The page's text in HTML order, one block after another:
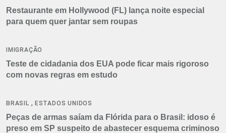
Restaurante em Hollywood (FL) lança noite especial
para quem quer jantar sem roupas
IMIGRAÇÃO
Teste de cidadania dos EUA pode ficar mais rigoroso
com novas regras em estudo
BRASIL , ESTADOS UNIDOS
Peças de armas saíam da Flórida para o Brasil: idoso é
preso em SP suspeito de abastecer esquema criminoso